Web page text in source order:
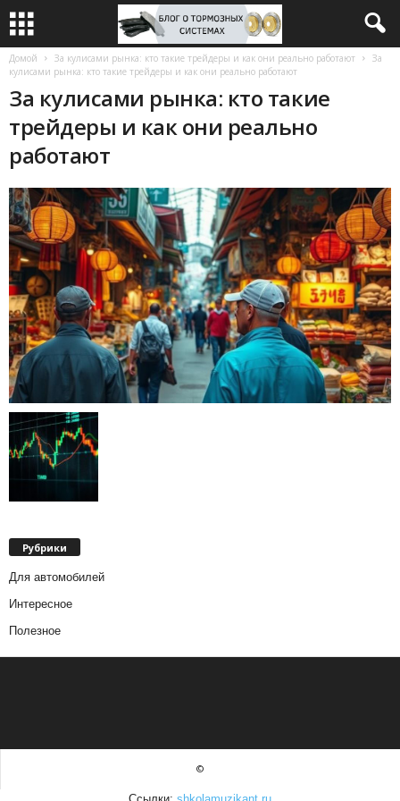
Домой За кулисами рынка: кто такие трейдеры и как они реально работают
За
кулисами рынка: кто такие трейдеры и как они реально работают
За кулисами рынка: кто такие
трейдеры и как они реально
работают
Рубрики
Для автомобилей
Интересное
Полезное
©